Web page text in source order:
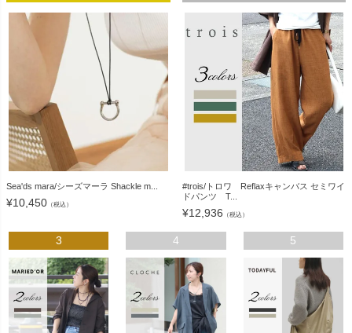
Sea'ds mara/シーズマーラ Shackle m...
¥10,450 （税込）
#trois/トロワ Reflaxキャンバス セミワイ
ドパンツ T...
¥12,936 （税込）
3 4 5